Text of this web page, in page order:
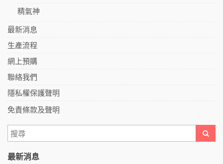
精氣神
最新消息
生產流程
網上預購
聯絡我們
隱私權保護聲明
免責條款及聲明
最新消息